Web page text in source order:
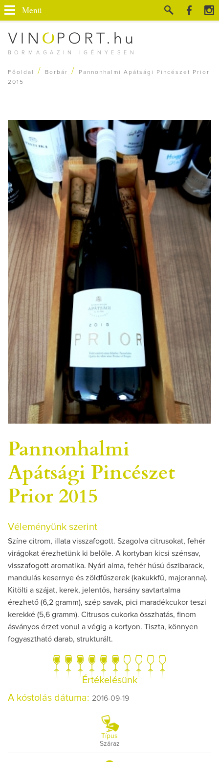
BORMAGAZIN IGÉNYESEN
Menü
Főoldal / Borbár /
Pannonhalmi Apátsági Pincészet Prior
2015
Pannonhalmi
Apátsági Pincészet
Prior 2015
Véleményünk szerint
Színe citrom, illata visszafogott. Szagolva citrusokat, fehér
virágokat érezhetünk ki belőle. A kortyban kicsi szénsav,
visszafogott aromatika. Nyári alma, fehér húsú őszibarack,
mandulás kesernye és zöldfűszerek (kakukkfű, majoranna).
Kitölti a szájat, kerek, jelentős, harsány savtartalma
érezhető (6,2 gramm), szép savak, pici maradékcukor teszi
kerekké (5,6 gramm). Citrusos cukorka összhatás, finom
ásványos érzet vonul a végig a kortyon. Tiszta, könnyen
fogyasztható darab, strukturált.
Értékelésünk
A kóstolás dátuma: 2016-09-19
Típus
Száraz